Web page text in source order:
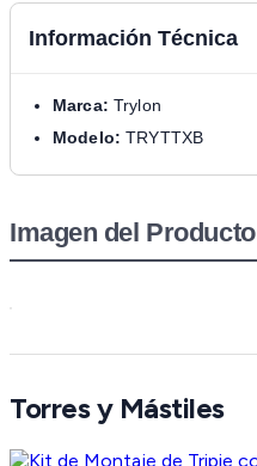
Información Técnica
Marca: Trylon
Modelo: TRYTTXB
Imagen del Producto
Torres y Mástiles